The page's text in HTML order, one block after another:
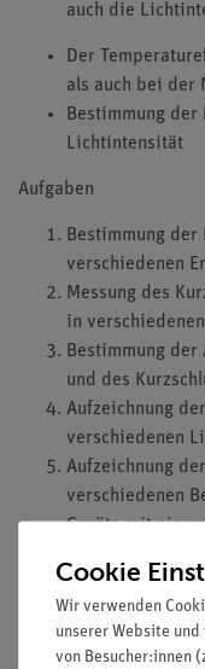
auch die
Der
als auch bei der
Bestimmung der
Lichtintensität
Aufgaben
Bestimmung
verschiedenen
Messung des
in
Bestimmung
und des
Aufzeichnung
verschiedenen
Aufzeichnung
verschiedenen
Geräte mit
Bestimmung der
Solarzelle mit
Lernziele
Cookie
Wir verwenden
unserer Website
von Besucher:innen